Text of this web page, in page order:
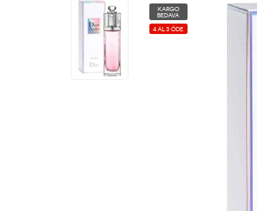
KARGO
BEDAVA
4 AL 3 ÖDE